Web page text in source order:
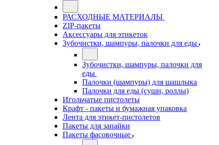
РАСХОДНЫЕ МАТЕРИАЛЫ
ZIP-пакеты
Аксессуары для этикеток
Зубочистки, шампуры, палочки для еды
Зубочистки, шампуры, палочки для
еды
Палочки (шампуры) для шашлыка
Палочки для еды (суши, роллы)
Игольчатые пистолеты
Крафт - пакеты и бумажная упаковка
Лента для этикет-пистолетов
Пакеты для запайки
Пакеты фасовочные